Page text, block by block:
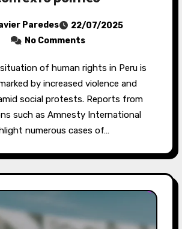
Paredes
22/07/2025
No Comments
by increased violence and
social protests. Reports from
such as Amnesty International
numerous cases of…